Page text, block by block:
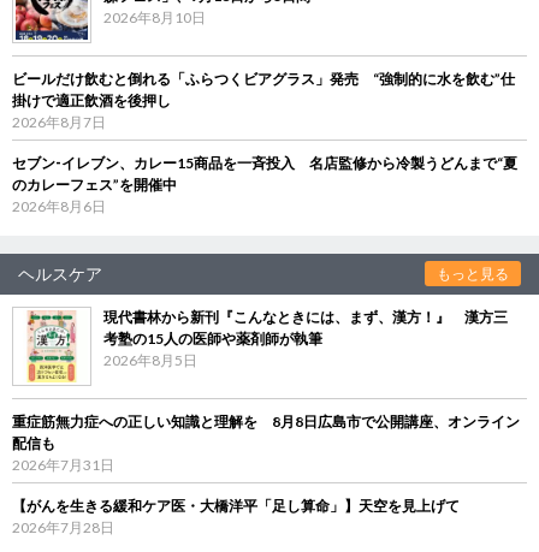
2026年8月10日
ビールだけ飲むと倒れる「ふらつくビアグラス」発売 “強制的に水を飲む”仕
掛けで適正飲酒を後押し
2026年8月7日
セブン‐イレブン、カレー15商品を一斉投入 名店監修から冷製うどんまで“夏
のカレーフェス”を開催中
2026年8月6日
ヘルスケア もっと見る
現代書林から新刊『こんなときには、まず、漢方！』 漢方三
考塾の15人の医師や薬剤師が執筆
2026年8月5日
重症筋無力症への正しい知識と理解を 8月8日広島市で公開講座、オンライン
配信も
2026年7月31日
【がんを生きる緩和ケア医・大橋洋平「足し算命」】天空を見上げて
2026年7月28日